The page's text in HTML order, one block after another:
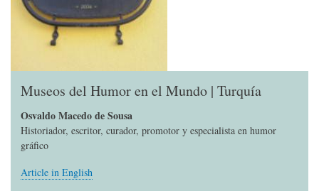
Museos del Humor en el Mundo | Turquía
Osvaldo Macedo de Sousa
Historiador, escritor, curador, promotor y especialista en humor
gráfico
Article in English